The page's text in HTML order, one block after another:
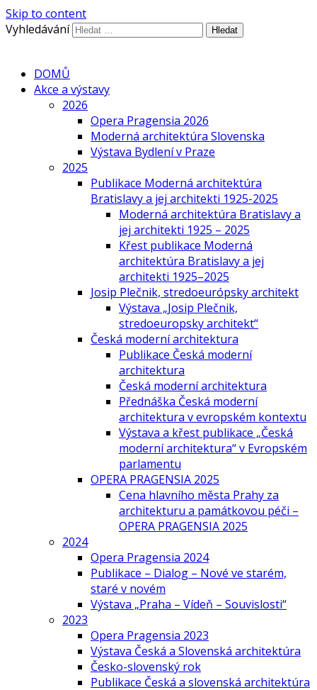
Skip to content
Vyhledávání
DOMŮ
Akce a výstavy
2026
Opera Pragensia 2026
Moderná architektúra Slovenska
Výstava Bydlení v Praze
2025
Publikace Moderná architektúra
Bratislavy a jej architekti 1925-2025
Moderná architektúra Bratislavy a
jej architekti 1925 – 2025
Křest publikace Moderná
architektúra Bratislavy a jej
architekti 1925–2025
Josip Plečnik, stredoeurópsky architekt
Výstava „Josip Plečnik,
stredoeuropsky architekt“
Česká moderní architektura
Publikace Česká moderní
architektura
Česká moderní architektura
Přednáška Česká moderní
architektura v evropském kontextu
Výstava a křest publikace „Česká
moderní architektura“ v Evropském
parlamentu
OPERA PRAGENSIA 2025
Cena hlavního města Prahy za
architekturu a památkovou péči –
OPERA PRAGENSIA 2025
2024
Opera Pragensia 2024
Publikace – Dialog – Nové ve starém,
staré v novém
Výstava „Praha – Vídeň – Souvislosti“
2023
Opera Pragensia 2023
Výstava Česká a Slovenská architektúra
Česko-slovenský rok
Publikace Česká a slovenská architektúra